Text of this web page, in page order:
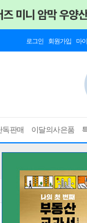
로그인 회원가입 마
독판매 이달의사은품